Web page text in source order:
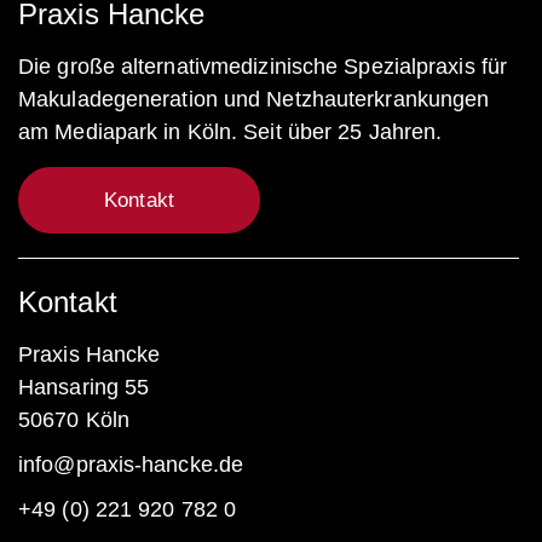
Praxis Hancke
Die große alternativmedizinische Spezialpraxis für
Makuladegeneration und Netzhauterkrankungen
am Mediapark in Köln. Seit über 25 Jahren.
Kontakt
Kontakt
Praxis Hancke
Hansaring 55
50670 Köln
info@praxis-hancke.de
+49 (0) 221 920 782 0